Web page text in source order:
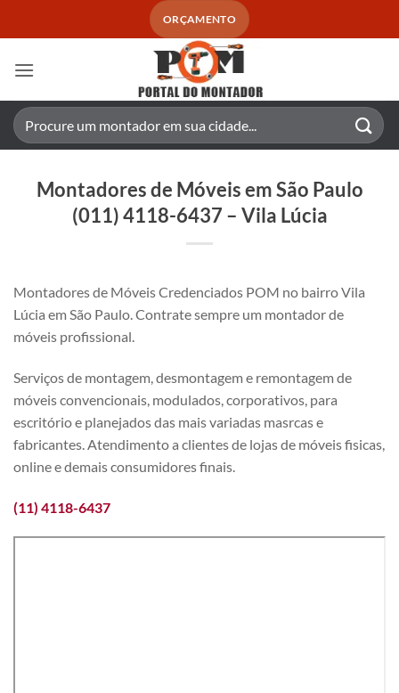
ORÇAMENTO
Pesquisar
por:
Montadores de Móveis em São Paulo
(011) 4118-6437 – Vila Lúcia
Montadores de Móveis Credenciados POM no bairro Vila
Lúcia em São Paulo. Contrate sempre um montador de
móveis profissional.
Serviços de montagem, desmontagem e remontagem de
móveis convencionais, modulados, corporativos, para
escritório e planejados das mais variadas masrcas e
fabricantes. Atendimento a clientes de lojas de móveis fisicas,
online e demais consumidores finais.
(11) 4118-6437